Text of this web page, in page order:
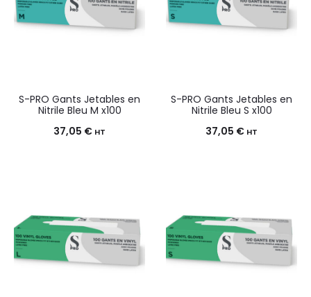
S-PRO Gants Jetables en
Nitrile Bleu M x100
37,05 € HT
S-PRO Gants Jetables en
Nitrile Bleu S x100
37,05 € HT